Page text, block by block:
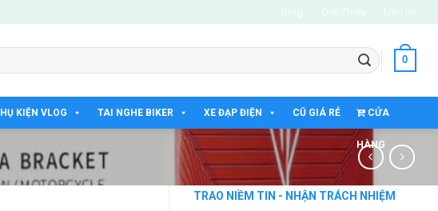
0
KIỆN VLOG TAI NGHE BIKER XE ĐẠP ĐIỆN CŨ GIÁ RẺ CỬA
HÀNG
TRAO NIỀM TIN - NHẬN TRÁCH NHIỆM